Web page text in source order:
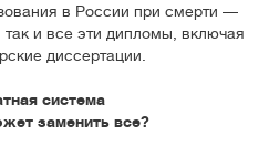
в России при смерти —
так и все эти дипломы, включая
диссертации.
система
заменить все?